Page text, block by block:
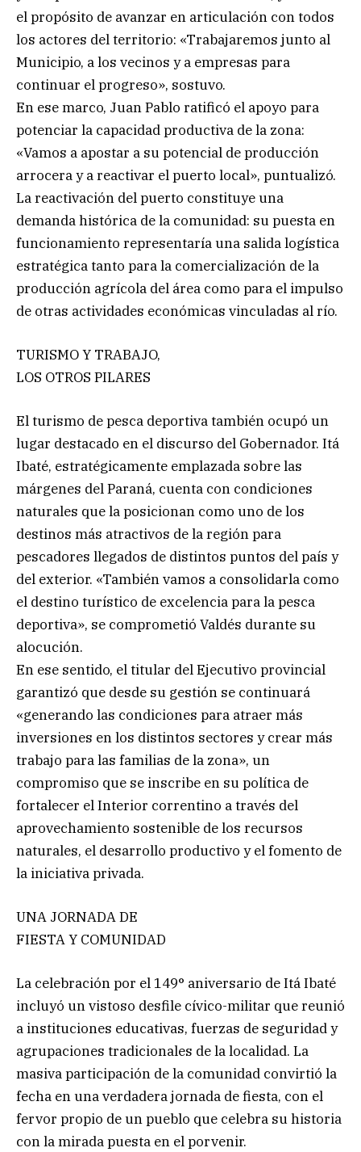
el propósito de avanzar en articulación con todos
los actores del territorio: «Trabajaremos junto al
Municipio, a los vecinos y a empresas para
continuar el progreso», sostuvo.
En ese marco, Juan Pablo ratificó el apoyo para
potenciar la capacidad productiva de la zona:
«Vamos a apostar a su potencial de producción
arrocera y a reactivar el puerto local», puntualizó.
La reactivación del puerto constituye una
demanda histórica de la comunidad: su puesta en
funcionamiento representaría una salida logística
estratégica tanto para la comercialización de la
producción agrícola del área como para el impulso
de otras actividades económicas vinculadas al río.
TURISMO Y TRABAJO,
LOS OTROS PILARES
El turismo de pesca deportiva también ocupó un
lugar destacado en el discurso del Gobernador. Itá
Ibaté, estratégicamente emplazada sobre las
márgenes del Paraná, cuenta con condiciones
naturales que la posicionan como uno de los
destinos más atractivos de la región para
pescadores llegados de distintos puntos del país y
del exterior. «También vamos a consolidarla como
el destino turístico de excelencia para la pesca
deportiva», se comprometió Valdés durante su
alocución.
En ese sentido, el titular del Ejecutivo provincial
garantizó que desde su gestión se continuará
«generando las condiciones para atraer más
inversiones en los distintos sectores y crear más
trabajo para las familias de la zona», un
compromiso que se inscribe en su política de
fortalecer el Interior correntino a través del
aprovechamiento sostenible de los recursos
naturales, el desarrollo productivo y el fomento de
la iniciativa privada.
UNA JORNADA DE
FIESTA Y COMUNIDAD
La celebración por el 149° aniversario de Itá Ibaté
incluyó un vistoso desfile cívico-militar que reunió
a instituciones educativas, fuerzas de seguridad y
agrupaciones tradicionales de la localidad. La
masiva participación de la comunidad convirtió la
fecha en una verdadera jornada de fiesta, con el
fervor propio de un pueblo que celebra su historia
con la mirada puesta en el porvenir.